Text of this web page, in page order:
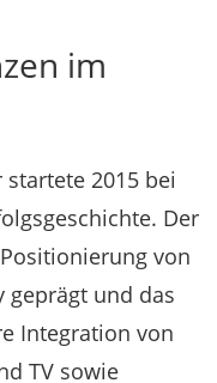
im
2015 bei
Der
von
geprägt und das
Integration von
TV sowie